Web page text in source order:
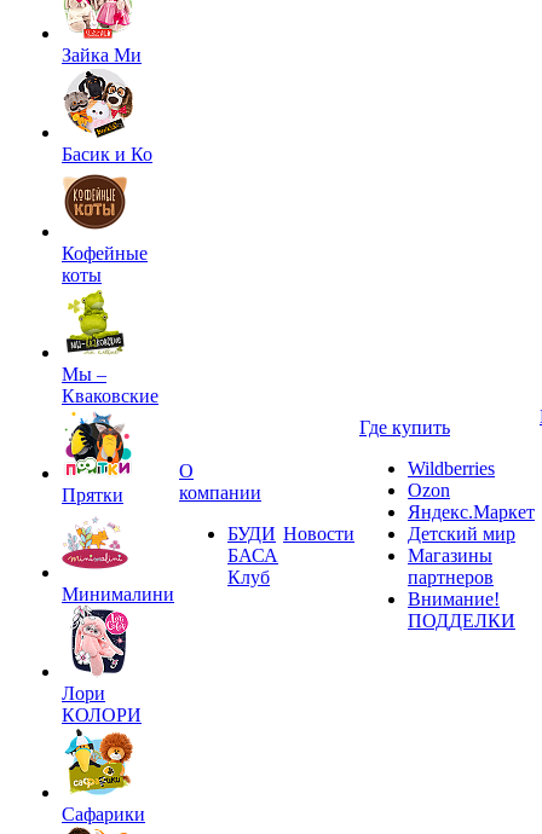
Зайка Ми
Басик и Ко
Кофейные
коты
Мы –
Кваковские
Прятки
Минималини
Лори
КОЛОРИ
Сафарики
О
компании
БУДИ
БАСА
Клуб
Новости
Где купить
Wildberries
Ozon
Яндекс.Маркет
Детский мир
Магазины
партнеров
Внимание!
ПОДДЕЛКИ